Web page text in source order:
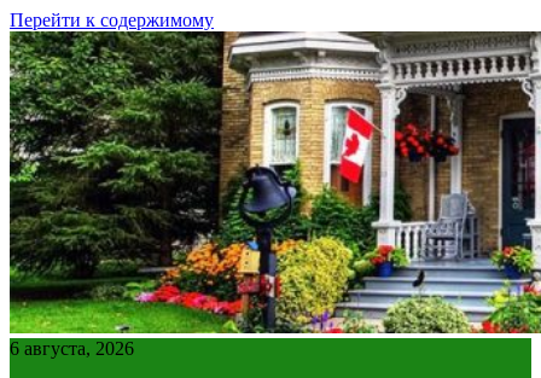
Перейти к содержимому
6 августа, 2026